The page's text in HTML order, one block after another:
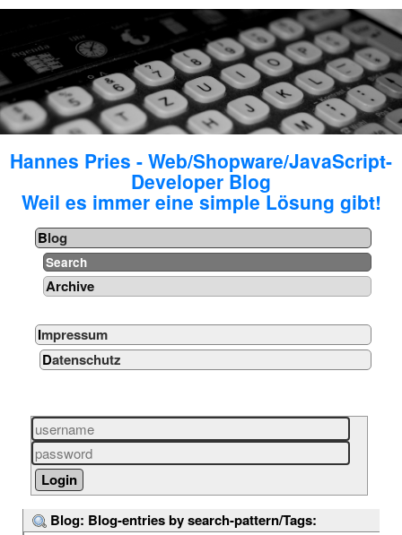
Hannes Pries - Web/Shopware/JavaScript-
Developer Blog
Weil es immer eine simple Lösung gibt!
Blog
Search
Archive
Impressum
Datenschutz
Blog: Blog-entries by search-pattern/Tags: